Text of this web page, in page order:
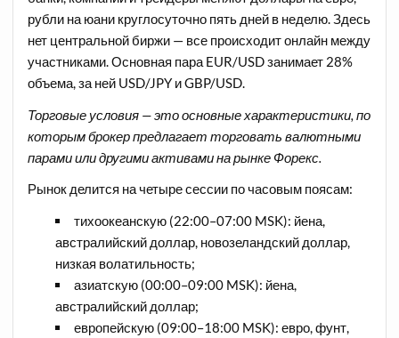
рубли на юани круглосуточно пять дней в неделю. Здесь
нет центральной биржи — все происходит онлайн между
участниками. Основная пара EUR/USD занимает 28%
объема, за ней USD/JPY и GBP/USD.
Торговые условия — это основные характеристики, по
которым брокер предлагает торговать валютными
парами или другими активами на рынке Форекс.
Рынок делится на четыре сессии по часовым поясам:
тихоокеанскую (22:00–07:00 MSK): йена,
австралийский доллар, новозеландский доллар,
низкая волатильность;
азиатскую (00:00–09:00 MSK): йена,
австралийский доллар;
европейскую (09:00–18:00 MSK): евро, фунт,